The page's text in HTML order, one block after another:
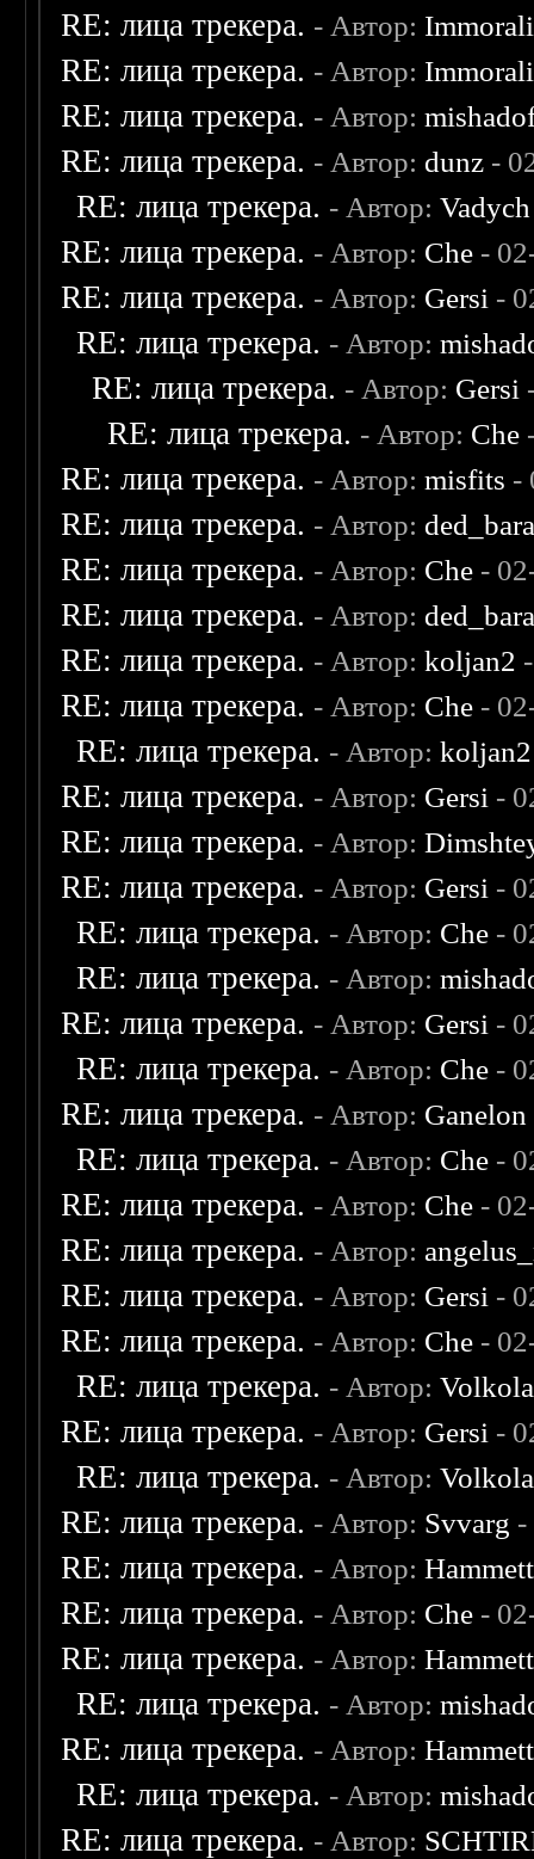
RE: лица трекера. - Автор:
RE: лица трекера. - Автор:
RE: лица трекера. - Автор:
RE: лица трекера. - Автор: dunz -
RE: лица трекера. - Автор:Vadych
RE: лица трекера. - Автор: Che -
RE: лица трекера. - Автор: Gersi -
RE: лица трекера. - Автор:
RE: лица трекера. - Автор: Gersi
RE: лица трекера. - Автор: Che
RE: лица трекера. - Автор:misfits -
RE: лица трекера. - Автор:
RE: лица трекера. - Автор: Che -
RE: лица трекера. - Автор:
RE: лица трекера. - Автор:koljan2
RE: лица трекера. - Автор: Che -
RE: лица трекера. - Автор:koljan2
RE: лица трекера. - Автор: Gersi -
RE: лица трекера. - Автор:
RE: лица трекера. - Автор: Gersi -
RE: лица трекера. - Автор: Che -
RE: лица трекера. - Автор:
RE: лица трекера. - Автор: Gersi -
RE: лица трекера. - Автор: Che -
RE: лица трекера. - Автор: Ganelon
RE: лица трекера. - Автор: Che -
RE: лица трекера. - Автор: Che -
RE: лица трекера. - Автор:
RE: лица трекера. - Автор: Gersi -
RE: лица трекера. - Автор: Che -
RE: лица трекера. - Автор:
RE: лица трекера. - Автор: Gersi -
RE: лица трекера. - Автор:
RE: лица трекера. - Автор: Svvarg -
RE: лица трекера. - Автор:Hammett
RE: лица трекера. - Автор: Che -
RE: лица трекера. - Автор:Hammett
RE: лица трекера. - Автор:
RE: лица трекера. - Автор:Hammett
RE: лица трекера. - Автор:
RE: лица трекера. - Автор: